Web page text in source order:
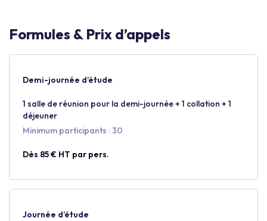
Formules & Prix d’appels
Demi-journée d’étude
1 salle de réunion pour la demi-journée + 1 collation + 1
déjeuner
Minimum participants : 30
Dès 85 € HT par pers.
Journée d’étude